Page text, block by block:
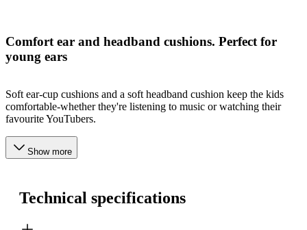
Comfort ear and headband cushions. Perfect for
young ears
Soft ear-cup cushions and a soft headband cushion keep the kids
comfortable-whether they're listening to music or watching their
favourite YouTubers.
Show more
Technical specifications